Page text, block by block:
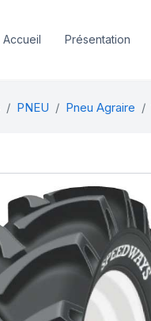
Accueil Présentation
PNEU Pneu Agraire